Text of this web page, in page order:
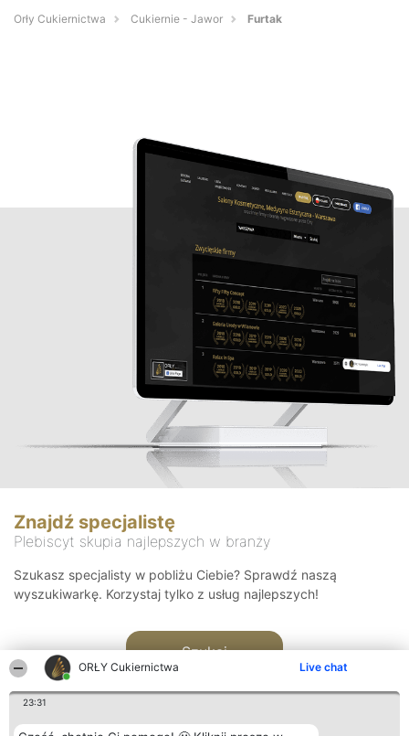
ORŁY Cukiernictwa Live chat
23:31
Orły Cukiernictwa Cukiernie - Jawor Furtak
Znajdź specjalistę
Plebiscyt skupia najlepszych w branży
Szukasz specjalisty w pobliżu Ciebie? Sprawdź naszą
wyszukiwarkę. Korzystaj tylko z usług najlepszych!
Szukaj